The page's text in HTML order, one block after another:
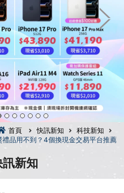
首頁 快訊新知
科技新知
禮品用不到？4個換現金交易平台推薦
新知